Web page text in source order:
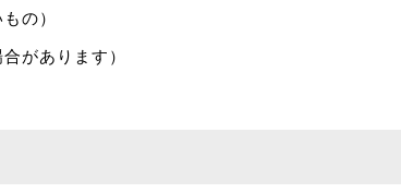
の）
があります）